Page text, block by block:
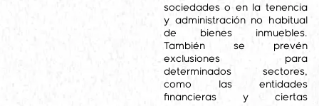
sociedades o en la tenencia
y administración no habitual
de bienes inmuebles.
También se prevén
exclusiones para
determinados sectores,
como las entidades
financieras y ciertas